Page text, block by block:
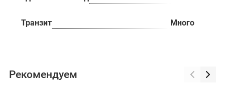
Транзит Много
Рекомендуем